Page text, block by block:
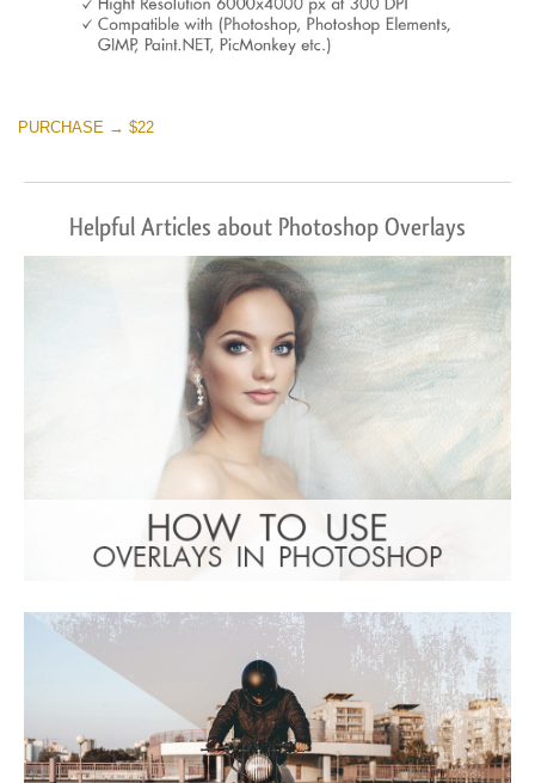
PURCHASE → $22
Helpful Articles about Photoshop Overlays